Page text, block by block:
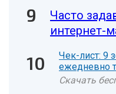
Часто
интернет-
Чек-лист: 9
ежедневно
Скачать